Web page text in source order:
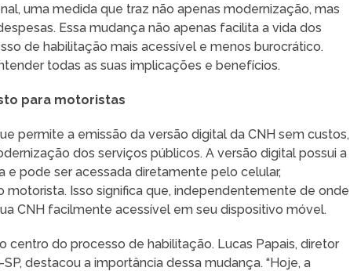
uma medida que traz não apenas modernização, mas
Essa mudança não apenas facilita a vida dos
de habilitação mais acessível e menos burocrático.
todas as suas implicações e benefícios.
para motoristas
permite a emissão da versão digital da CNH sem custos,
dos serviços públicos. A versão digital possui a
e pode ser acessada diretamente pelo celular,
Isso significa que, independentemente de onde
CNH facilmente acessível em seu dispositivo móvel.
centro do processo de habilitação. Lucas Papais, diretor
destacou a importância dessa mudança. “Hoje, a